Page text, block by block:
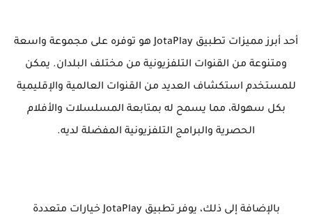
أحد أبرز مميزات تطبيق JotaPlay هو توفره على مجموعة واسعة
ومتنوعة من القنوات التلفزيونية من مختلف البلدان. يمكن
للمستخدم استكشاف العديد من القنوات العالمية والإقليمية
بكل سهولة، مما يسمح له بمتابعة المسلسلات والأفلام
الحصرية والبرامج التلفزيونية المفضلة لديه.
بالإضافة إلى ذلك، يوفر تطبيق JotaPlay خيارات متعددة